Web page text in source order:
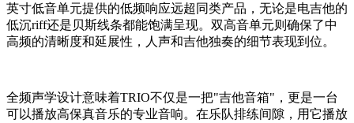
英寸低音单元提供的低频响应远超同类产品，无论是电吉他的
低沉riff还是贝斯线条都能饱满呈现。双高音单元则确保了中
高频的清晰度和延展性，人声和吉他独奏的细节表现到位。
全频声学设计意味着TRIO不仅是一把"吉他音箱"，更是一台
可以播放高保真音乐的专业音响。在乐队排练间隙，用它播放